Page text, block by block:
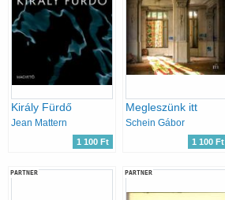
Király Fürdő
Jean Mattern
1 100 Ft
Megleszünk itt
Schein Gábor
1 100 Ft
PARTNER PARTNER